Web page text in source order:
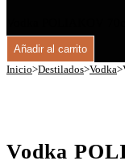
Añadir al carrito
Inicio>Destilados>Vodka>
Vodka